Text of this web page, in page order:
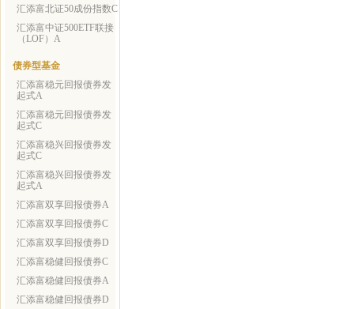
汇添富北证50成份指数C
汇添富中证500ETF联接
（LOF）A
债券型基金
汇添富稳元回报债券发
起式A
汇添富稳元回报债券发
起式C
汇添富稳兴回报债券发
起式C
汇添富稳兴回报债券发
起式A
汇添富双享回报债券A
汇添富双享回报债券C
汇添富双享回报债券D
汇添富稳健回报债券C
汇添富稳健回报债券A
汇添富稳健回报债券D